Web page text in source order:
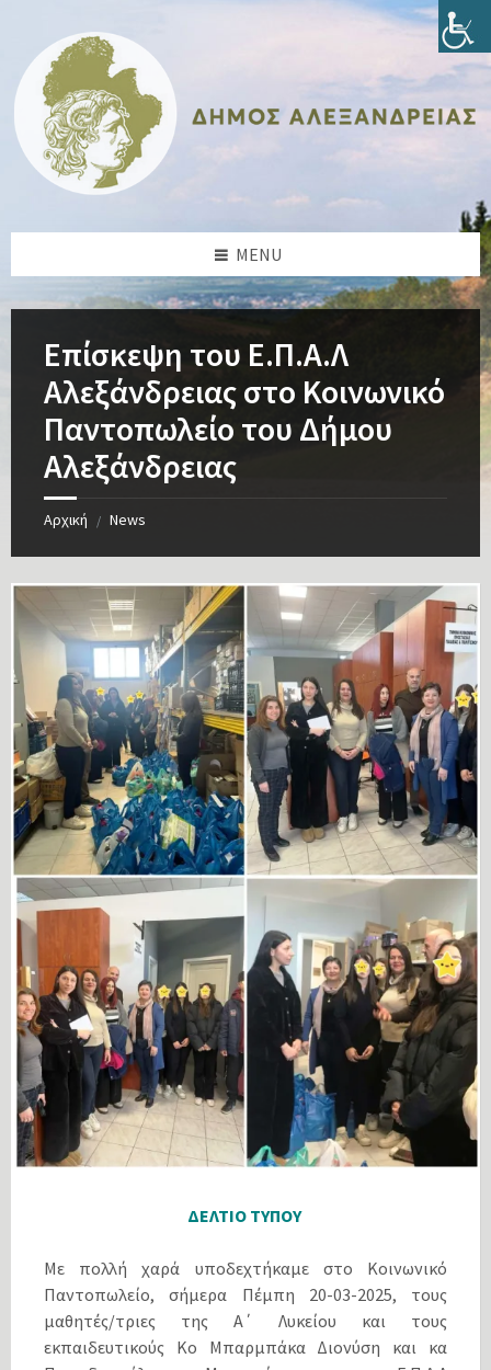
content
sidebar
sidebar
footer
MENU
Επίσκεψη του Ε.Π.Α.Λ
Αλεξάνδρειας στο Κοινωνικό
Παντοπωλείο του Δήμου
Αλεξάνδρειας
Αρχική / News
ΔΕΛΤΙΟ ΤΥΠΟΥ
Με πολλή χαρά υποδεχτήκαμε στο Κοινωνικό
Παντοπωλείο, σήμερα Πέμπη 20-03-2025, τους
μαθητές/τριες της Α΄ Λυκείου και τους
εκπαιδευτικούς Κο Μπαρμπάκα Διονύση και κα